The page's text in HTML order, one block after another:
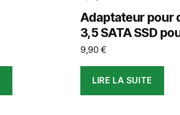
Adaptateur pour
3,5 SATA SSD
9,90€
LIRE LA SUITE